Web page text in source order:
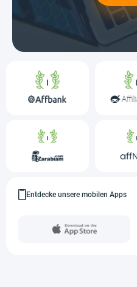
Entdecke unsere mobilen Apps